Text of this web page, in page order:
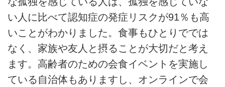
い人に比べて認知症の発症リスクが91％も高
いことがわかりました。食事もひとりででは
なく、家族や友人と摂ることが大切だと考え
ます。高齢者のための会食イベントを実施し
ている自治体もありますし、オンラインで会